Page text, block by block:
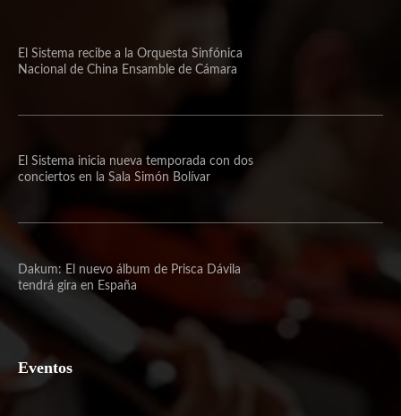
El Sistema recibe a la Orquesta Sinfónica
Nacional de China Ensamble de Cámara
El Sistema inicia nueva temporada con dos
conciertos en la Sala Simón Bolívar
Dakum: El nuevo álbum de Prisca Dávila
tendrá gira en España
Eventos